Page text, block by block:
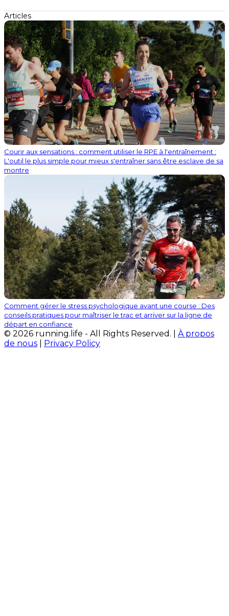
Articles
Courir aux sensations : comment utiliser le RPE à l'entraînement :
L'outil le plus simple pour mieux s'entraîner sans être esclave de sa
montre
Comment gérer le stress psychologique avant une course : Des
conseils pratiques pour maîtriser le trac et arriver sur la ligne de
départ en confiance
© 2026 running.life - All Rights Reserved. | À propos
de nous
Privacy Policy